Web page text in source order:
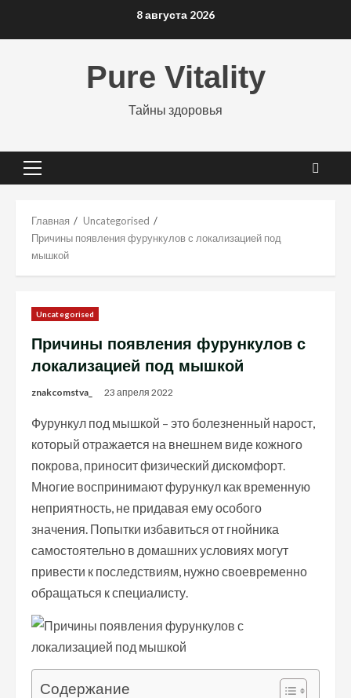
8 августа 2026
Pure Vitality
Тайны здоровья
Основное
Главная
Uncategorised
Причины появления фурункулов с локализацией под
мышкой
Uncategorised
Причины появления фурункулов с
локализацией под мышкой
znakcomstva_ 23 апреля 2022
Фурункул под мышкой – это болезненный нарост,
который отражается на внешнем виде кожного
покрова, приносит физический дискомфорт.
Многие воспринимают фурункул как временную
неприятность, не придавая ему особого
значения. Попытки избавиться от гнойника
самостоятельно в домашних условиях могут
привести к последствиям, нужно своевременно
обращаться к специалисту.
Содержание